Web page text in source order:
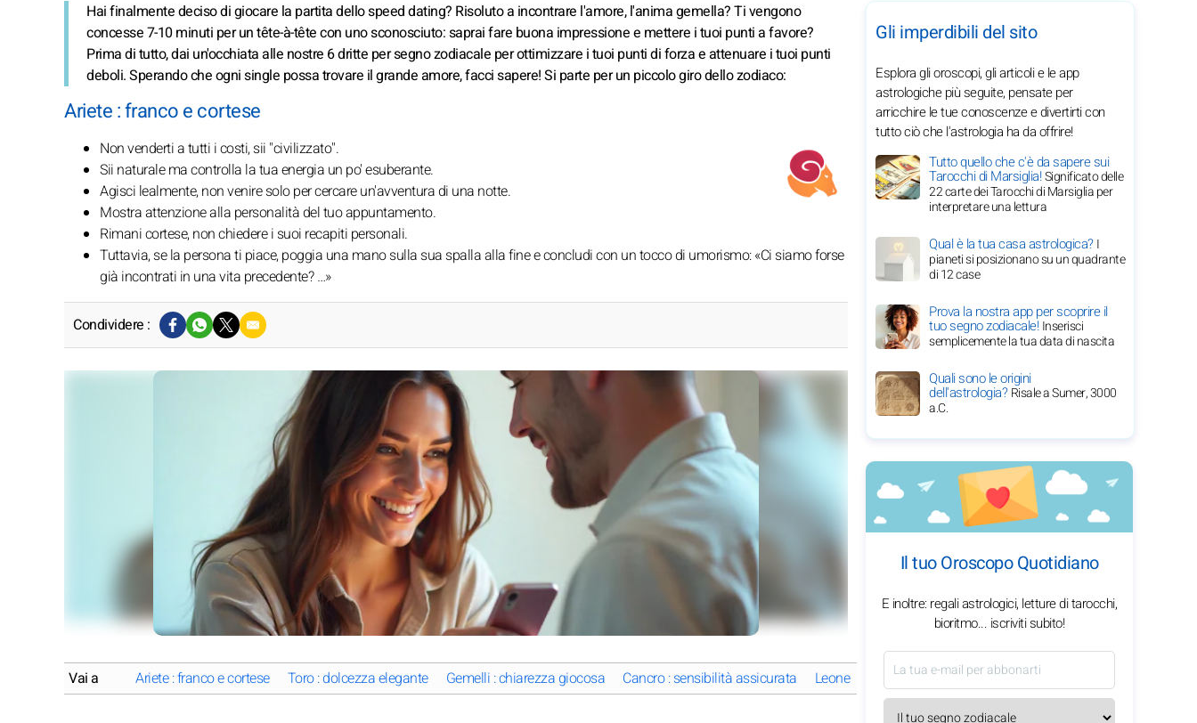
Hai finalmente deciso di giocare la partita dello speed dating? Risoluto a incontrare l'amore, l'anima gemella? Ti vengono
concesse 7-10 minuti per un tête-à-tête con uno sconosciuto: saprai fare buona impressione e mettere i tuoi punti a favore?
Prima di tutto, dai un'occhiata alle nostre 6 dritte per segno zodiacale per ottimizzare i tuoi punti di forza e attenuare i tuoi punti
deboli. Sperando che ogni single possa trovare il grande amore, facci sapere! Si parte per un piccolo giro dello zodiaco:
Ariete : franco e cortese
Non venderti a tutti i costi, sii "civilizzato".
Sii naturale ma controlla la tua energia un po' esuberante.
Agisci lealmente, non venire solo per cercare un'avventura di una notte.
Mostra attenzione alla personalità del tuo appuntamento.
Rimani cortese, non chiedere i suoi recapiti personali.
Tuttavia, se la persona ti piace, poggia una mano sulla sua spalla alla fine e concludi con un tocco di umorismo: «Ci siamo forse
già incontrati in una vita precedente? …»
Condividere :
Vai a Ariete : franco e cortese Toro : dolcezza elegante Gemelli : chiarezza giocosa Cancro : sensibilità assicurata Leone : splendore semplice Vergine : semplicità sicura
Gli imperdibili del sito
Esplora gli oroscopi, gli articoli e le app
astrologiche più seguite, pensate per
arricchire le tue conoscenze e divertirti con
tutto ciò che l'astrologia ha da offrire!
Tutto quello che c'è da sapere sui
Tarocchi di Marsiglia!Significato delle
22 carte dei Tarocchi di Marsiglia per
interpretare una lettura
Qual è la tua casa astrologica?I
pianeti si posizionano su un quadrante
di 12 case
Prova la nostra app per scoprire il
tuo segno zodiacale!Inserisci
semplicemente la tua data di nascita
Quali sono le origini
dell'astrologia?Risale a Sumer, 3000
a.C.
Il tuo Oroscopo Quotidiano
E inoltre: regali astrologici, letture di tarocchi,
bioritmo... iscriviti subito!